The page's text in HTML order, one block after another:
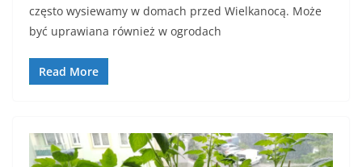
często wysiewamy w domach przed Wielkanocą. Może
być uprawiana również w ogrodach
Read More